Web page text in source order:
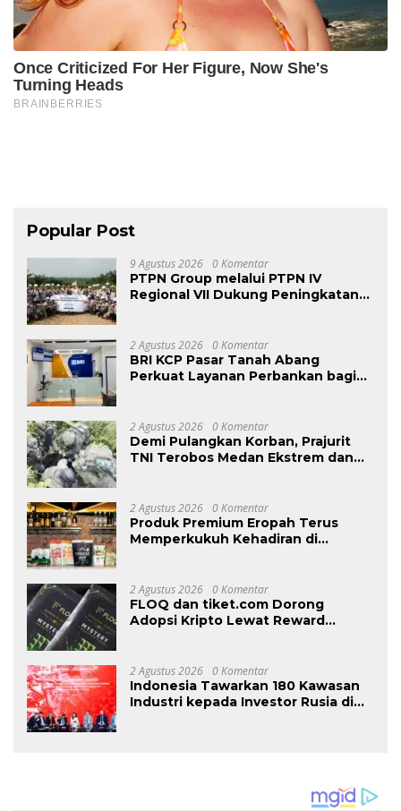
Popular Post
9 Agustus 2026 0 Komentar
PTPN Group melalui PTPN IV
Regional VII Dukung Peningkatan
Way Kanan
2 Agustus 2026 0 Komentar
BRI KCP Pasar Tanah Abang
Perkuat Layanan Perbankan bagi
2 Agustus 2026 0 Komentar
Demi Pulangkan Korban, Prajurit
TNI Terobos Medan Ekstrem dan
2 Agustus 2026 0 Komentar
Produk Premium Eropah Terus
Memperkukuh Kehadiran di
2 Agustus 2026 0 Komentar
FLOQ dan tiket.com Dorong
Adopsi Kripto Lewat Reward
2 Agustus 2026 0 Komentar
Indonesia Tawarkan 180 Kawasan
Industri kepada Investor Rusia di